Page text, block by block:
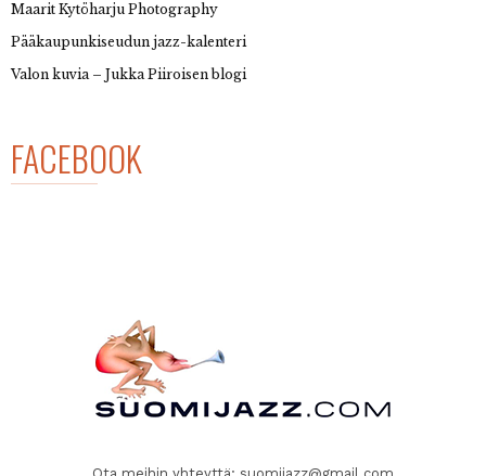
Maarit Kytöharju Photography
Pääkaupunkiseudun jazz-kalenteri
Valon kuvia – Jukka Piiroisen blogi
FACEBOOK